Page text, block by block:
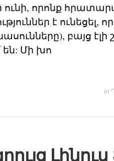
ունի, որոնք
է ունեցել,
բայց էլի
Մի խո
in